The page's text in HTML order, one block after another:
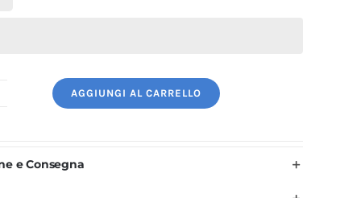
AGGIUNGI AL CARRELLO
e Consegna